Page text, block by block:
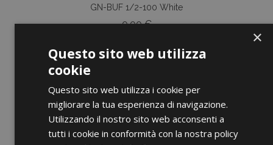
GN-BUF 1/2-100 White
0,00 €Prezzo
AGGIUNGI AL CARRELLO
ANTEPRIMA
favorite_border
×
Questo sito web utilizza
cookie
Questo sito web utilizza i cookie per
migliorare la tua esperienza di navigazione.
Utilizzando il nostro sito web acconsenti a
tutti i cookie in conformità con la nostra policy